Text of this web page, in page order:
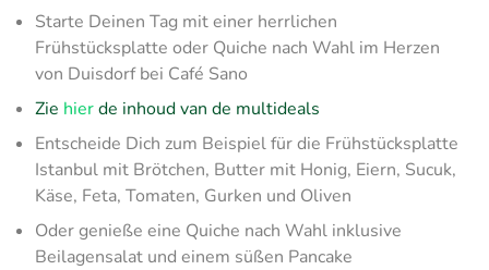
Starte Deinen Tag mit einer herrlichen
Frühstücksplatte oder Quiche nach Wahl im Herzen
von Duisdorf bei Café Sano
Zie hierde inhoud van de multideals
Entscheide Dich zum Beispiel für die Frühstücksplatte
Istanbul mit Brötchen, Butter mit Honig, Eiern, Sucuk,
Käse, Feta, Tomaten, Gurken und Oliven
Oder genieße eine Quiche nach Wahl inklusive
Beilagensalat und einem süßen Pancake